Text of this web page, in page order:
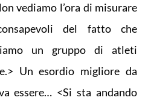
vediamo l’ora di misurare
del fatto che
un gruppo di atleti
Un esordio migliore da
essere… <Si sta andando